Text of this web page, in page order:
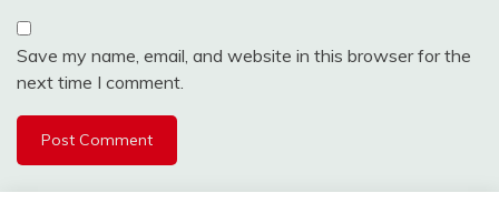
Save my name, email, and website in this browser for the
next time I comment.